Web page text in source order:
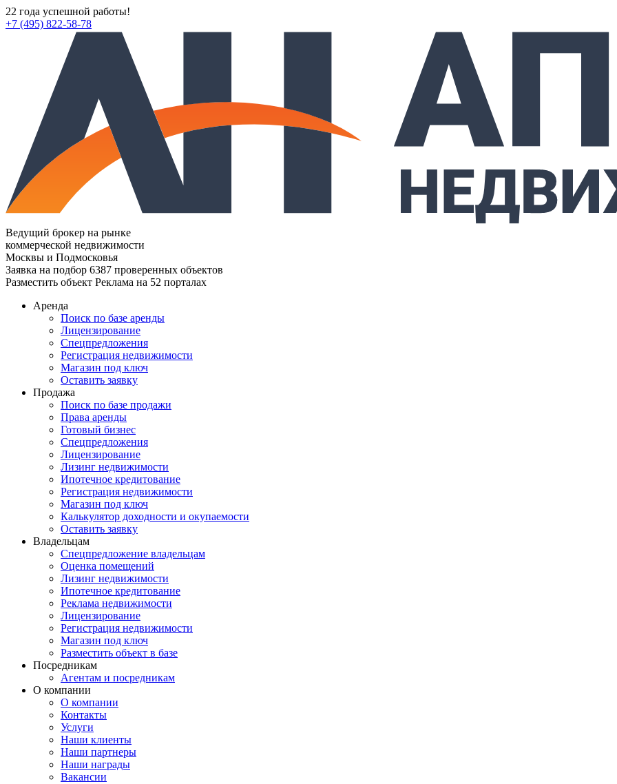
22 года успешной работы!
+7 (495) 822-58-78
Ведущий брокер на рынке
коммерческой недвижимости
Москвы и Подмосковья
Заявка на подбор 6387 проверенных объектов
Разместить объект Реклама на 52 порталах
Аренда
Поиск по базе аренды
Лицензирование
Спецпредложения
Регистрация недвижимости
Магазин под ключ
Оставить заявку
Продажа
Поиск по базе продажи
Права аренды
Готовый бизнес
Спецпредложения
Лицензирование
Лизинг недвижимости
Ипотечное кредитование
Регистрация недвижимости
Магазин под ключ
Калькулятор доходности и окупаемости
Оставить заявку
Владельцам
Спецпредложение владельцам
Оценка помещений
Лизинг недвижимости
Ипотечное кредитование
Реклама недвижимости
Лицензирование
Регистрация недвижимости
Магазин под ключ
Разместить объект в базе
Посредникам
Агентам и посредникам
О компании
О компании
Контакты
Услуги
Наши клиенты
Наши партнеры
Наши награды
Вакансии